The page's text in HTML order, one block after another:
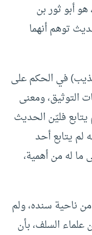
أبو ثور بن
توهم أنهما
في الحكم على
التوثيق، ومعنى
فليّن الحديث
لم يتابع أحد
له من أهمية،
ناحية سنده، ولم
علماء السلف، بأن